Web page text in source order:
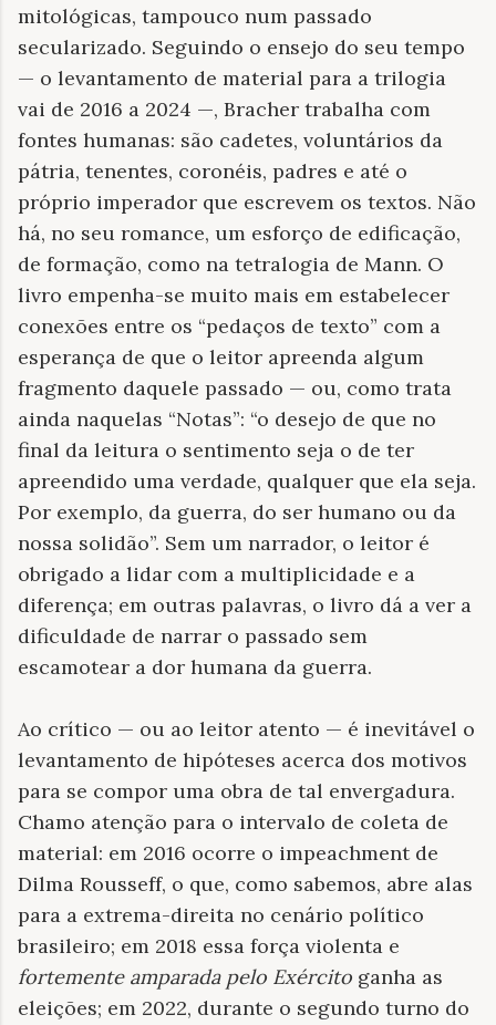
mitológicas, tampouco num passado
secularizado. Seguindo o ensejo do seu tempo
— o levantamento de material para a trilogia
vai de 2016 a 2024 —, Bracher trabalha com
fontes humanas: são cadetes, voluntários da
pátria, tenentes, coronéis, padres e até o
próprio imperador que escrevem os textos. Não
há, no seu romance, um esforço de edificação,
de formação, como na tetralogia de Mann. O
livro empenha-se muito mais em estabelecer
conexões entre os “pedaços de texto” com a
esperança de que o leitor apreenda algum
fragmento daquele passado — ou, como trata
ainda naquelas “Notas”: “o desejo de que no
final da leitura o sentimento seja o de ter
apreendido uma verdade, qualquer que ela seja.
Por exemplo, da guerra, do ser humano ou da
nossa solidão”. Sem um narrador, o leitor é
obrigado a lidar com a multiplicidade e a
diferença; em outras palavras, o livro dá a ver a
dificuldade de narrar o passado sem
escamotear a dor humana da guerra.
Ao crítico — ou ao leitor atento — é inevitável o
levantamento de hipóteses acerca dos motivos
para se compor uma obra de tal envergadura.
Chamo atenção para o intervalo de coleta de
material: em 2016 ocorre o impeachment de
Dilma Rousseff, o que, como sabemos, abre alas
para a extrema-direita no cenário político
brasileiro; em 2018 essa força violenta e
fortemente amparada pelo Exército ganha as
eleições; em 2022, durante o segundo turno do